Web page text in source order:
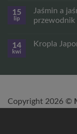
do
Derenie
czyli
zdobią
15
lip
Jaśmin a
do
Kompletny
przewodnik
14
kwi
Kropla
Kropla
ogrodzie
Copyright 2026 ©